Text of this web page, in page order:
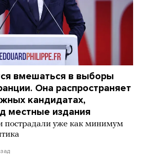
вмешаться в выборы
Она распространяет
кандидатах,
местные издания
пострадали уже как минимум